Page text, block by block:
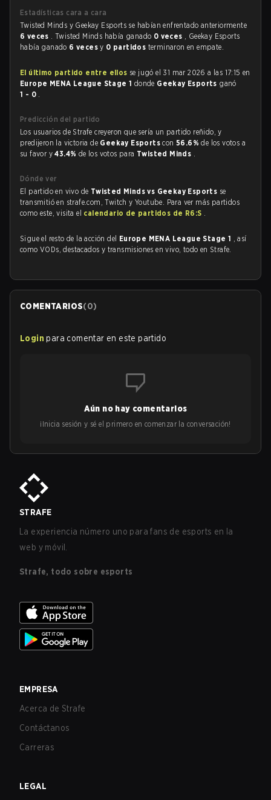
Estadísticas cara a cara
Twisted Minds y Geekay Esports se habían enfrentado anteriormente
6 veces . Twisted Minds había ganado 0 veces , Geekay Esports
había ganado 6 vecesy 0 partidos terminaron en empate.
El último partido entre ellos se jugó el 31 mar 2026 a las 17:15 en
Europe MENA League Stage 1 donde Geekay Esports ganó
1 - 0 .
Predicción del partido
Los usuarios de Strafe creyeron que sería un partido reñido, y
predijeron la victoria de Geekay Esportscon56.6%de los votos a
su favor y43.4% de los votos para Twisted Minds .
Dónde ver
El partido en vivo de Twisted Minds vs Geekay Esports se
transmitió en strafe.com, Twitch y Youtube. Para ver más partidos
como este, visita el calendario de partidos de R6:S .
Sigue el resto de la acción del Europe MENA League Stage 1 , así
como VODs, destacados y transmisiones en vivo, todo en Strafe.
COMENTARIOS(0)
Login para comentar en este partido
Aún no hay comentarios
¡Inicia sesión y sé el primero en comenzar la conversación!
STRAFE
La experiencia número uno para fans de esports en la
web y móvil.
Strafe, todo sobre esports
EMPRESA
Acerca de Strafe
Contáctanos
Carreras
LEGAL